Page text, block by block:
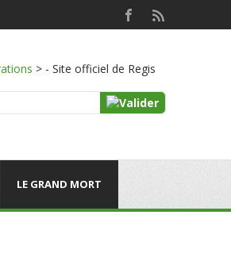
> - Site officiel de Regis
LE GRAND MORT